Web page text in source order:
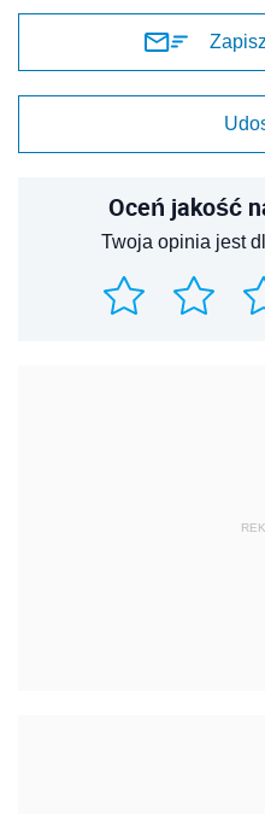
Oceń jakość
Twoja opinia jest